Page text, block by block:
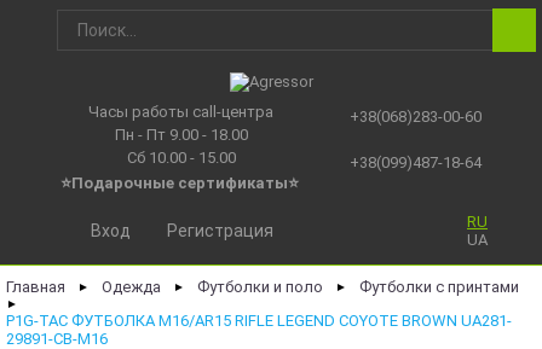
Часы работы call-центра
Пн - Пт 9.00 - 18.00
Сб 10.00 - 15.00
⭐Подарочные сертификаты⭐
+38(068)283-00-60
+38(099)487-18-64
RU
UA
Вход Регистрация
Главная ► Одежда ► Футболки и поло ► Футболки с принтами
►
P1G-TAC ФУТБОЛКА M16/AR15 RIFLE LEGEND COYOTE BROWN UA281-
29891-CB-M16